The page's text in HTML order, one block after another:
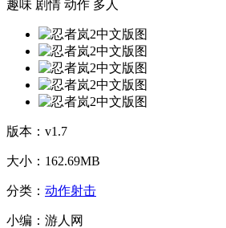
趣味 剧情 动作 多人
版本： v1.7
大小： 162.69MB
分类： 动作射击
小编： 游人网